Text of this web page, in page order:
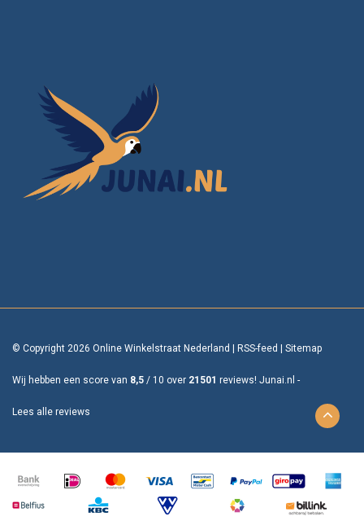
© Copyright 2026 Online Winkelstraat Nederland RSS-feed Sitemap
Wij hebben een score van 8,5 / 10 over 21501 reviews! Junai.nl -
Lees alle reviews